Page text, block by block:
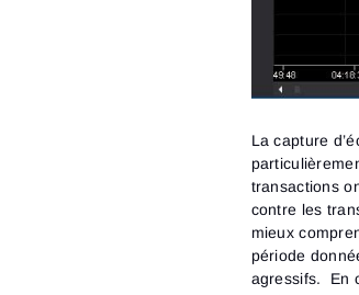
La capture
transactions
contre les
mieux
période
agressifs. En